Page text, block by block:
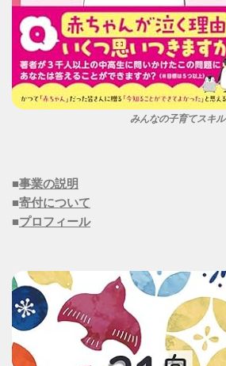
みんなの子育てスキル
■事業の説明
■寄付について
■プロフィール